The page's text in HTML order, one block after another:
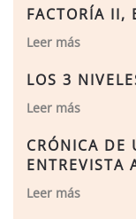
FACTORÍA II,
Leer más
LOS 3
Leer más
CRÓNICA DE
ENTREVISTA
Leer más